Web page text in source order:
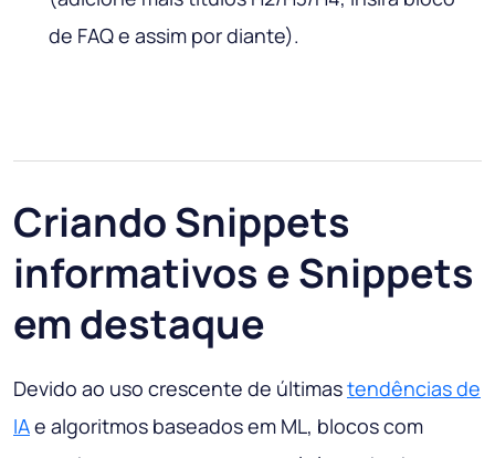
de FAQ e assim por diante).
Criando Snippets
informativos e Snippets
em destaque
Devido ao uso crescente de últimastendências de
IAe algoritmos baseados em ML, blocos com